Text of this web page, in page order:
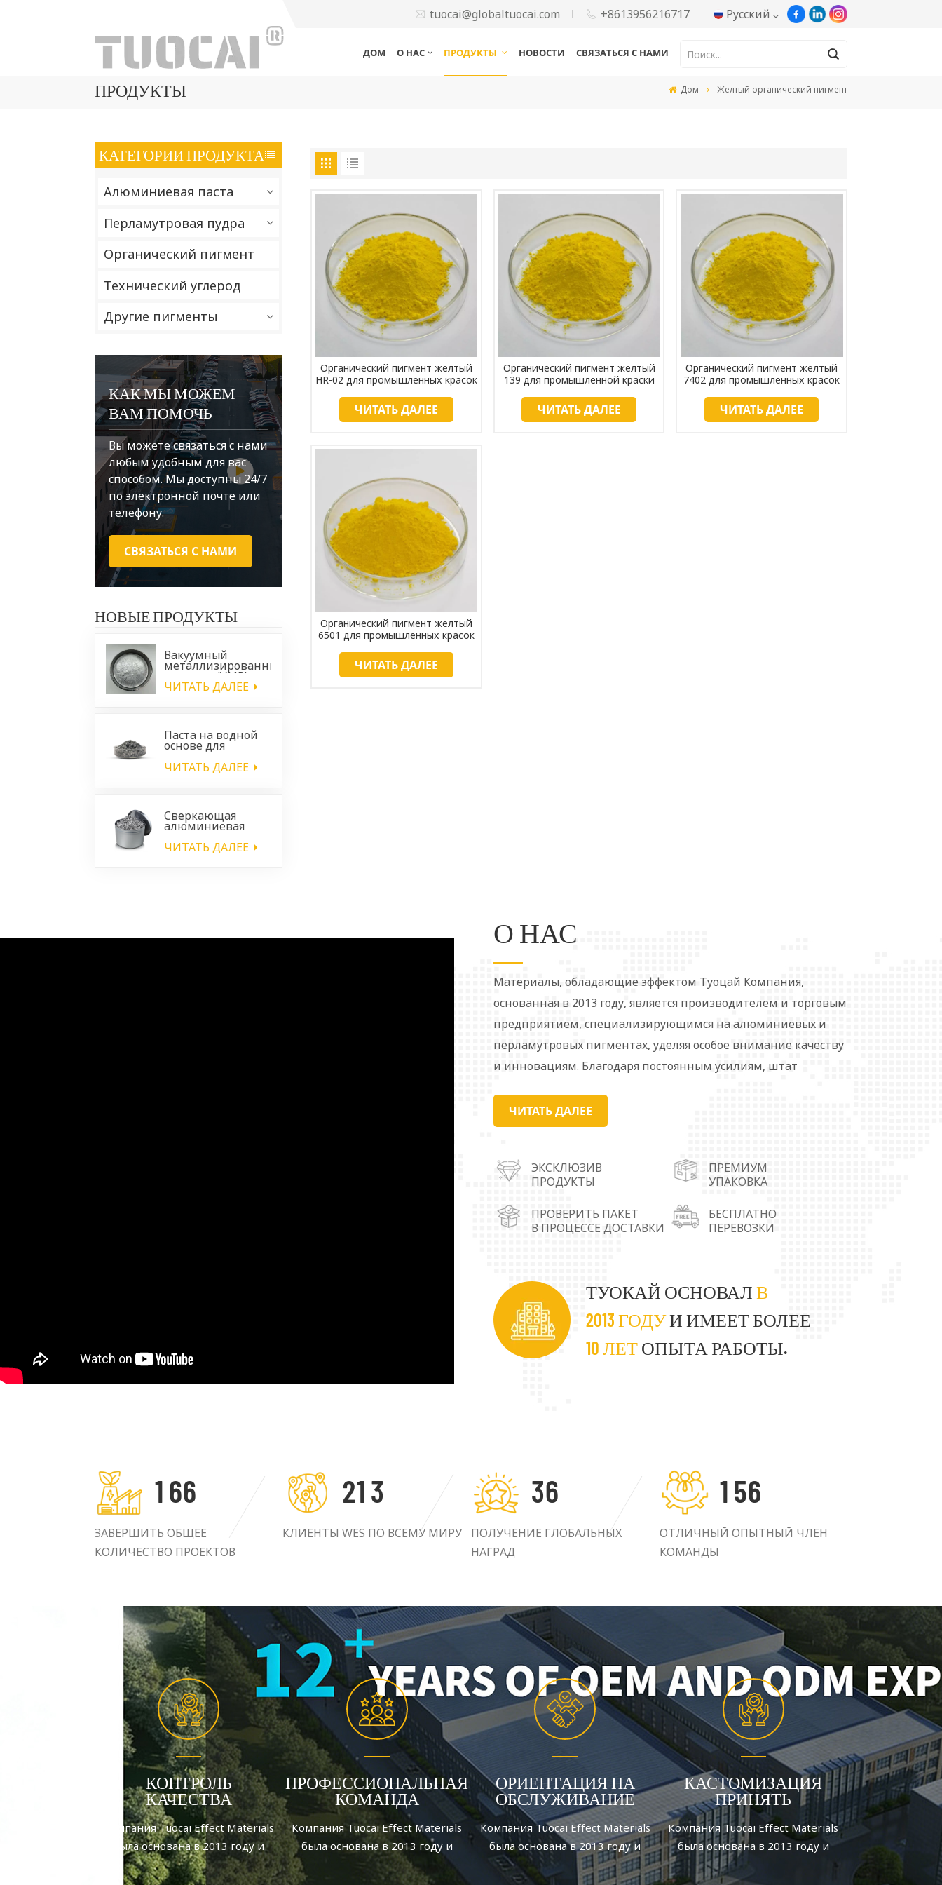
tuocai@globaltuocai.com +8613956216717 Русский
Türkçe
Tiếng Việt
بالعربية
中文
Indonesia
ДОМ О НАС ПРОДУКТЫ НОВОСТИ СВЯЗАТЬСЯ С НАМИ
ПРОДУКТЫ Дом Желтый органический пигмент
КАТЕГОРИИ ПРОДУКТА
Алюминиевая паста
Перламутровая пудра
Органический пигмент
Технический углерод
Другие пигменты
КАК МЫ МОЖЕМ
ВАМ ПОМОЧЬ
Вы можете связаться с нами
любым удобным для вас
способом. Мы доступны 24/7
по электронной почте или
телефону.
СВЯЗАТЬСЯ С НАМИ
НОВЫЕ ПРОДУКТЫ
Вакуумный
металлизированный
пигмент (VMP) —
эффект блестящего
хрома для
ЧИТАТЬ ДАЛЕЕ
Паста на водной
основе для
алюминия.
Серебряная паста
на водной основе.
ЧИТАТЬ ДАЛЕЕ
Сверкающая
алюминиевая
покрытия
автомобильных
ЧИТАТЬ ДАЛЕЕ
Органический пигмент желтый
HR-02 для промышленных красок
ЧИТАТЬ ДАЛЕЕ
Органический пигмент желтый
139 для промышленной краски
ЧИТАТЬ ДАЛЕЕ
Органический пигмент желтый
7402 для промышленных красок
ЧИТАТЬ ДАЛЕЕ
Органический пигмент желтый
6501 для промышленных красок
ЧИТАТЬ ДАЛЕЕ
О НАС
Материалы, обладающие эффектом Туоцай Компания,
основанная в 2013 году, является производителем и торговым
предприятием, специализирующимся на алюминиевых и
перламутровых пигментах, уделяя особое внимание качеству
и инновациям. Благодаря постоянным усилиям, штат
время наша продукция пользуется популярностью на
внутреннем и внешнем рынках. Для более удобного
городах Уху, Шунде (провинция Гуандун), Линьи (провинция
Шаньдун) и Чунцин. Продукция из серии алюминиевых
пигментов широко используется в лакокрасочных
материалах, чернилах, пластмассах, резине, тканях, коже,
потребности и требования клиентов. Удовлетворение
потребностей каждого клиента – наша цель. Мы всегда
стремимся к взаимовыгодному развитию с нашими
клиентами.
ЧИТАТЬ ДАЛЕЕ
ЭКСКЛЮЗИВ
ПРОДУКТЫ
ПРЕМИУМ
УПАКОВКА
ПРОВЕРИТЬ ПАКЕТ
В ПРОЦЕССЕ ДОСТАВКИ
БЕСПЛАТНО
ПЕРЕВОЗКИ
ТУОКАЙ ОСНОВАЛВ
2013 ГОДУИ ИМЕЕТ БОЛЕЕ
10 ЛЕТОПЫТА РАБОТЫ.
166
ЗАВЕРШИТЬ ОБЩЕЕ
КОЛИЧЕСТВО ПРОЕКТОВ
213
КЛИЕНТЫ WES ПО ВСЕМУ МИРУ
36
ПОЛУЧЕНИЕ ГЛОБАЛЬНЫХ
НАГРАД
156
ОТЛИЧНЫЙ ОПЫТНЫЙ ЧЛЕН
КОМАНДЫ
КОНТРОЛЬ
КАЧЕСТВА
Компания Tuocai Effect Materials
была основана в 2013 году и
является производителем
алюминиевых пигментов,
ПРОФЕССИОНАЛЬНАЯ
КОМАНДА
Компания Tuocai Effect Materials
была основана в 2013 году и
является производителем
алюминиевых пигментов,
ОРИЕНТАЦИЯ НА
ОБСЛУЖИВАНИЕ
Компания Tuocai Effect Materials
была основана в 2013 году и
является производителем
алюминиевых пигментов,
КАСТОМИЗАЦИЯ
ПРИНЯТЬ
Компания Tuocai Effect Materials
была основана в 2013 году и
является производителем
алюминиевых пигментов,